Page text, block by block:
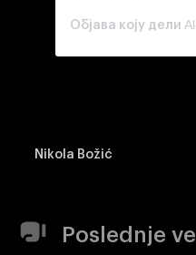
Објава коју дели
Nikola Božić
Poslednje